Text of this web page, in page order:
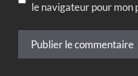
le navigateur pour mon